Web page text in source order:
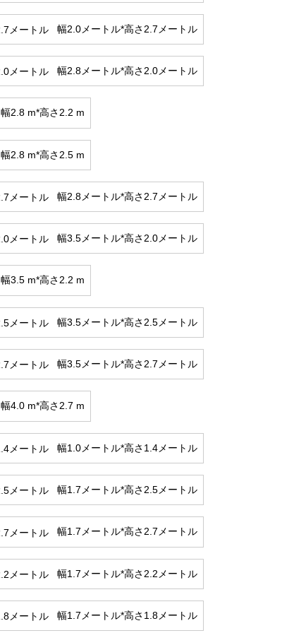
幅2.0メートル*高さ2.7メートル
幅2.8メートル*高さ2.0メートル
幅2.8 m*高さ2.2 m
幅2.8 m*高さ2.5 m
幅2.8メートル*高さ2.7メートル
幅3.5メートル*高さ2.0メートル
幅3.5 m*高さ2.2 m
幅3.5メートル*高さ2.5メートル
幅3.5メートル*高さ2.7メートル
幅4.0 m*高さ2.7 m
幅1.0メートル*高さ1.4メートル
幅1.7メートル*高さ2.5メートル
幅1.7メートル*高さ2.7メートル
幅1.7メートル*高さ2.2メートル
幅1.7メートル*高さ1.8メートル